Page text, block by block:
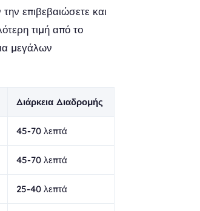
επιβεβαιώσετε και
τιμή από το
μεγάλων
Διάρκεια Διαδρομής
45-70 λεπτά
45-70 λεπτά
25-40 λεπτά